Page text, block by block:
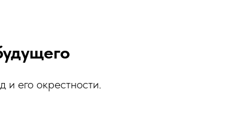
и его окрестности.